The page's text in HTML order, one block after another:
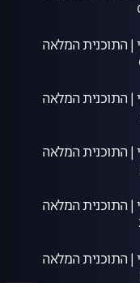
| התוכנית המלאה
| התוכנית המלאה
| התוכנית המלאה
| התוכנית המלאה
| התוכנית המלאה